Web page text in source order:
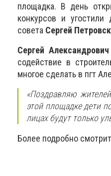
площадка. В день
конкурсов и
совета Сергей
Сергей Александрович
содействие в
многое сделать в пгт
«Поздравляю
этой площадке дети
лицах будут только
Более подробно